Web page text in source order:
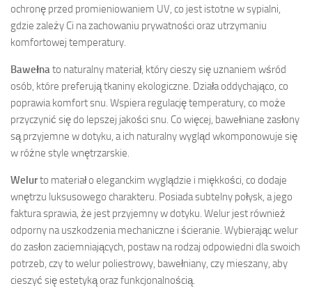
ochronę przed promieniowaniem UV, co jest istotne w sypialni,
gdzie zależy Ci na zachowaniu prywatności oraz utrzymaniu
komfortowej temperatury.
Bawełnato naturalny materiał, który cieszy się uznaniem wśród
osób, które preferują tkaniny ekologiczne. Działa oddychająco, co
poprawia komfort snu. Wspiera regulację temperatury, co może
przyczynić się do lepszej jakości snu. Co więcej, bawełniane zasłony
są przyjemne w dotyku, a ich naturalny wygląd wkomponowuje się
w różne style wnętrzarskie.
Welurto materiał o eleganckim wyglądzie i miękkości, co dodaje
wnętrzu luksusowego charakteru. Posiada subtelny połysk, a jego
faktura sprawia, że jest przyjemny w dotyku. Welur jest również
odporny na uszkodzenia mechaniczne i ścieranie. Wybierając welur
do zasłon zaciemniających, postaw na rodzaj odpowiedni dla swoich
potrzeb, czy to welur poliestrowy, bawełniany, czy mieszany, aby
cieszyć się estetyką oraz funkcjonalnością.